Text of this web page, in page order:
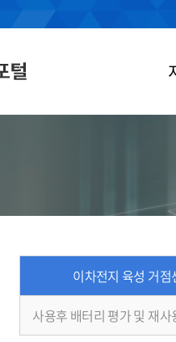
이차전지 육성 거점
사용후 배터리 평가 및 재